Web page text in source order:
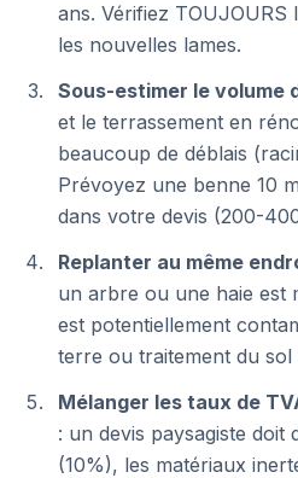
ans. Vérifiez
les nouvelles lames.
Sous-estimer le volume
et le terrassement en
beaucoup de déblais
Prévoyez une benne 10
dans votre devis (200-
Replanter au même
un arbre ou une haie est
est potentiellement
terre ou traitement du
Mélanger les taux de
: un devis paysagiste doit
(10%), les matériaux